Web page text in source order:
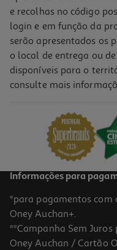
e recolhas no código
login e em função da
serão apresentados os
o local de entrega ou
disponíveis para o
consulte mais
Informações para
*para pagamentos com
Oney Auchan+.
**Campanha Sem
Oney Auchan / Cartão